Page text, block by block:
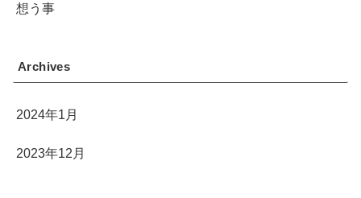
想う事
Archives
2024年1月
2023年12月